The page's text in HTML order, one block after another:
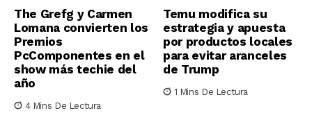
The Grefg y Carmen
Lomana convierten los
Premios
PcComponentes en el
show más techie del
año
4 Mins De Lectura
Temu modifica su
estrategia y apuesta
por productos locales
para evitar aranceles
de Trump
1 Mins De Lectura